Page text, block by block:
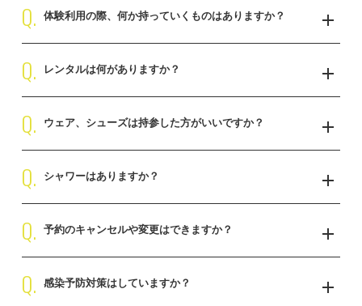
運動未経験者様はお身体が思うように動かず可動域が狭いため、骨
盤矯正や整体をトレーニングと組み合わせる方が多く、特に運動が
苦手な方や未経験者のお客様にご好評いただいております。
Q. 体験利用の際、何か持っていくものはありますか？
ウェア、シューズ、タオル、ソックス、お水が全て無料で揃ってお
りますので手ぶらでご来店いただけます。
Q. レンタルは何がありますか？
無料でウェア、シューズ、タオル、ソックスの用意がございます。
Q. ウェア、シューズは持参した方がいいですか？
お気に入りのマイウェアやマイシューズがございましたらお気軽に
お持ち下さい。シューズを保管できる無料シューズキープもござい
ます。また、無料でウェア、シューズ、タオル、ソックスをお貸出
ししておりますので、ご希望の際はお気軽にお声掛けください。
Q. シャワーはありますか？
シャワーがないため更衣室にパウダーシートなどのアメニティグッ
ズをご用意しております。お着替えの際はお気軽にご利用くださ
い。
Q. 予約のキャンセルや変更はできますか？
前日の20時までに当店指定のLINEやお電話などでご連絡をいただけ
ますと、ご予約のキャンセルや変更が可能となっております。
Q. 感染予防対策はしていますか？